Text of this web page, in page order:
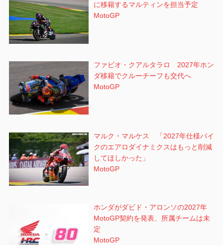
に移籍するマルティンを担当予定
MotoGP
ファビオ・クアルタラロ 2027年ホン
ダ移籍でクルーチーフも交代へ
MotoGP
マルク・マルケス 「2027年仕様バイ
クのエアロダイナミクスはもっと削減
してほしかった」
MotoGP
ホンダがダビド・アロンソの2027年
MotoGP契約を発表、所属チームは未
定
MotoGP